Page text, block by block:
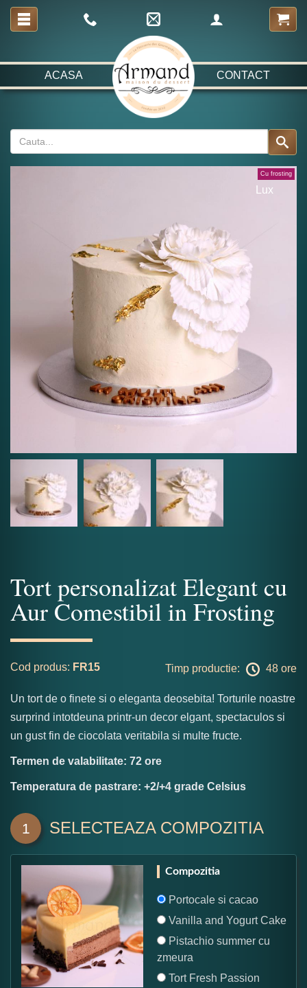
ACASA CONTACT
Cu frosting
Lux
Tort personalizat Elegant cu
Aur Comestibil in Frosting
Cod produs: FR15 Timp productie: 48 ore
Un tort de o finete si o eleganta deosebita! Torturile noastre
surprind intotdeuna printr-un decor elgant, spectaculos si
un gust fin de ciocolata veritabila si multe fructe.
Termen de valabilitate: 72 ore
Temperatura de pastrare: +2/+4 grade Celsius
1 SELECTEAZA COMPOZITIA
Compozitia
Portocale si cacao
Vanilla and Yogurt Cake
Pistachio summer cu
zmeura
Tort Fresh Passion